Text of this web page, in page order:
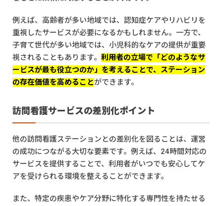
例えば、高齢者が多い地域では、認知症ケアやリハビリを
重視したサービスが必要になるかもしれません。一方で、
子育て世代が多い地域では、小児科的なケアの提供が重要
視されることもあります。 利用者の立場で「どのようなサ
ービスが最も役立つのか」を考えることで、ステーション
の存在価値を高めることができます。
訪問看護サービスの差別化ポイント
他の訪問看護ステーションとの差別化を図ることは、運営
の成功につながる大切な要素です。例えば、24時間対応の
サービスを提供することで、利用者がいつでも安心してケ
アを受けられる環境を整えることができます。
また、特定の疾患やケア分野に特化する専門性を持たせる